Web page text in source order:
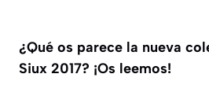
¿Qué os parece la nueva
Siux 2017? ¡Os leemos!